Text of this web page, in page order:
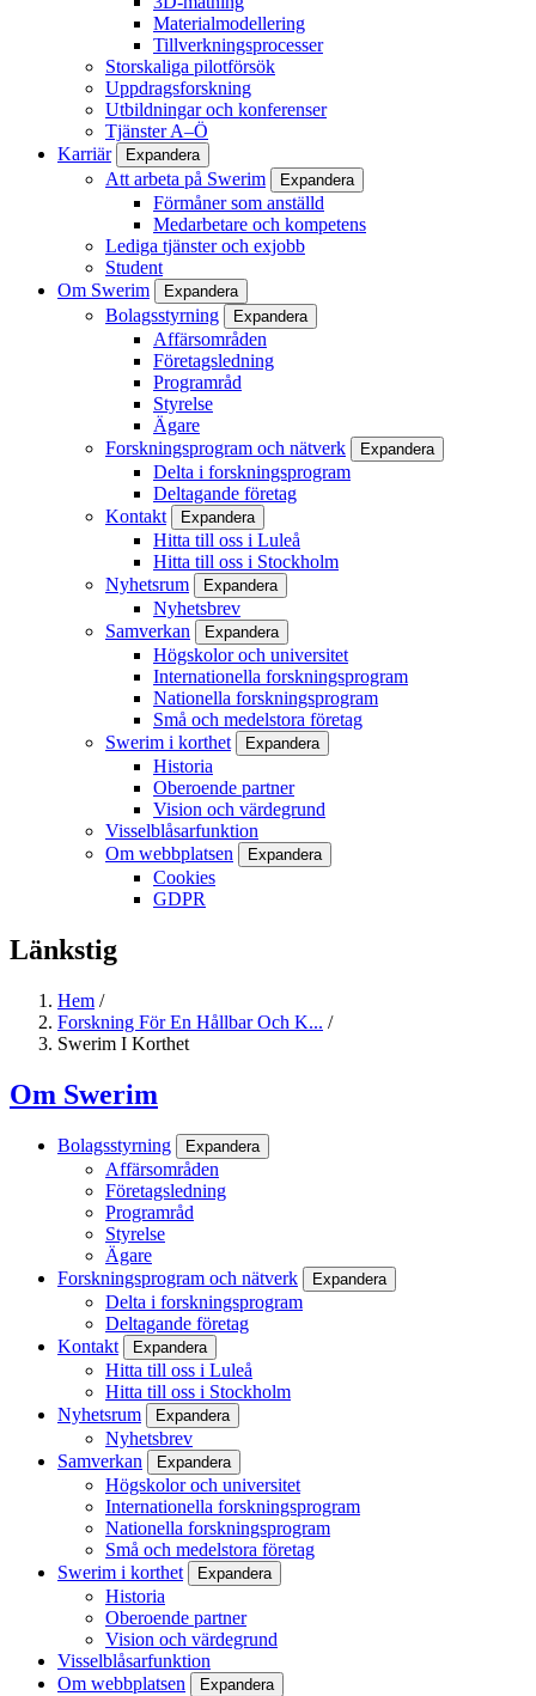
Materialmodellering
Tillverkningsprocesser
Storskaliga pilotförsök
Uppdragsforskning
Utbildningar och konferenser
Tjänster A–Ö
Karriär
Expandera
Att arbeta på Swerim Expandera
Förmåner som anställd
Medarbetare och kompetens
Lediga tjänster och exjobb
Student
Om Swerim
Expandera
Bolagsstyrning Expandera
Affärsområden
Företagsledning
Programråd
Styrelse
Ägare
Forskningsprogram och nätverk
Expandera
Delta i forskningsprogram
Deltagande företag
Kontakt
Expandera
Hitta till oss i Luleå
Hitta till oss i Stockholm
Nyhetsrum
Expandera
Nyhetsbrev
Samverkan
Expandera
Högskolor och universitet
Internationella forskningsprogram
Nationella forskningsprogram
Små och medelstora företag
Swerim i korthet
Expandera
Historia
Oberoende partner
Vision och värdegrund
Visselblåsarfunktion
Om webbplatsen
Expandera
Cookies
GDPR
Länkstig
Hem /
Forskning För En Hållbar Och K... /
Swerim I Korthet
Om Swerim
Bolagsstyrning Expandera
Affärsområden
Företagsledning
Programråd
Styrelse
Ägare
Forskningsprogram och nätverk
Expandera
Delta i forskningsprogram
Deltagande företag
Kontakt
Expandera
Hitta till oss i Luleå
Hitta till oss i Stockholm
Nyhetsrum
Expandera
Nyhetsbrev
Samverkan
Expandera
Högskolor och universitet
Internationella forskningsprogram
Nationella forskningsprogram
Små och medelstora företag
Swerim i korthet
Expandera
Historia
Oberoende partner
Vision och värdegrund
Visselblåsarfunktion
Om webbplatsen
Expandera